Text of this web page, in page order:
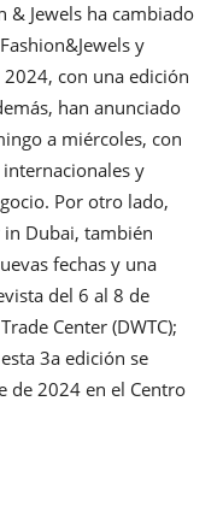
& Jewels ha cambiado
y
con una edición
han anunciado
a miércoles, con
y
Por otro lado,
in Dubai, también
fechas y una
del 6 al 8 de
Center (DWTC);
3a edición se
de 2024 en el Centro